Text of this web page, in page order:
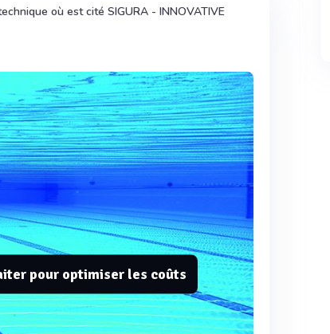
où est cité SIGURA - INNOVATIVE
pour optimiser les coûts